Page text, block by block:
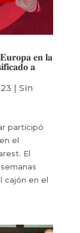
𝐄𝐮𝐫𝐨𝐩𝐚 𝐞𝐧 𝐥𝐚
𝐚
| Sin
participó
el
El
cajón en el